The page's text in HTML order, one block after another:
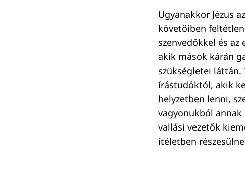
Ugyanakkor Jézus
követőiben
szenvedőkkel és
akik mások kárán
szükségletei
írástudóktól, akik
helyzetben lenni,
vagyonukból
vallási vezetők
ítéletben